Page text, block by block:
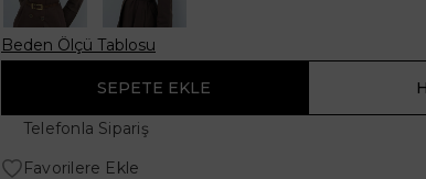
Beden Ölçü Tablosu
Telefonla Sipariş
Favorilere Ekle